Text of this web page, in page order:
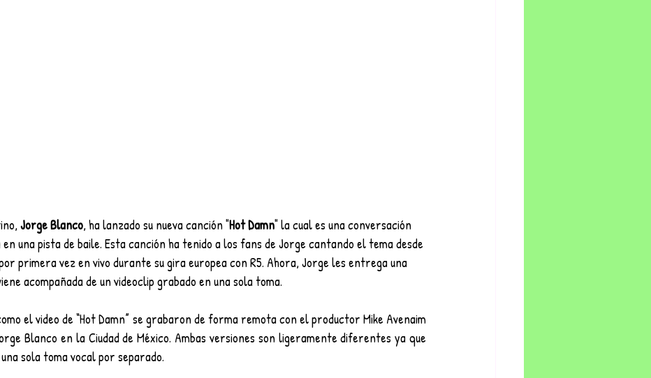
Jorge Blanco, ha lanzado su nueva canción "Hot Damn" la cual es una conversación
una pista de baile. Esta canción ha tenido a los fans de Jorge cantando el tema desde
primera vez en vivo durante su gira europea con R5. Ahora, Jorge les entrega una
acompañada de un videoclip grabado en una sola toma.
el video de “Hot Damn” se grabaron de forma remota con el productor Mike Avenaim
Blanco en la Ciudad de México. Ambas versiones son ligeramente diferentes ya que
sola toma vocal por separado.